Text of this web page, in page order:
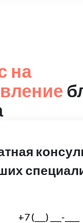
на